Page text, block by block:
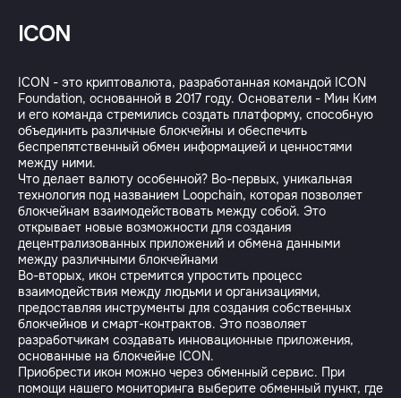
ICON
ICON - это криптовалюта, разработанная командой ICON
Foundation, основанной в 2017 году. Основатели - Мин Ким
и его команда стремились создать платформу, способную
объединить различные блокчейны и обеспечить
беспрепятственный обмен информацией и ценностями
между ними.
Что делает валюту особенной? Во-первых, уникальная
технология под названием Loopchain, которая позволяет
блокчейнам взаимодействовать между собой. Это
открывает новые возможности для создания
децентрализованных приложений и обмена данными
между различными блокчейнами
Во-вторых, икон стремится упростить процесс
взаимодействия между людьми и организациями,
предоставляя инструменты для создания собственных
блокчейнов и смарт-контрактов. Это позволяет
разработчикам создавать инновационные приложения,
основанные на блокчейне ICON.
Приобрести икон можно через обменный сервис. При
помощи нашего мониторинга выберите обменный пункт, где